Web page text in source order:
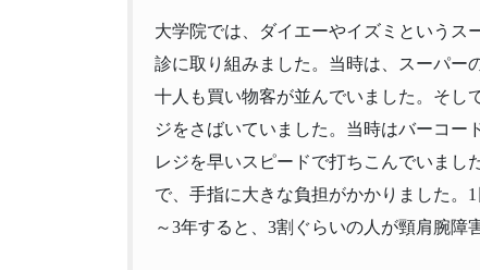
大学院では、ダイエーやイズミというス
診に取り組みました。当時は、スーパー
十人も買い物客が並んでいました。そし
ジをさばいていました。当時はバーコー
レジを早いスピードで打ちこんでいまし
で、手指に大きな負担がかかりました。
～3年すると、3割ぐらいの人が頸肩腕障